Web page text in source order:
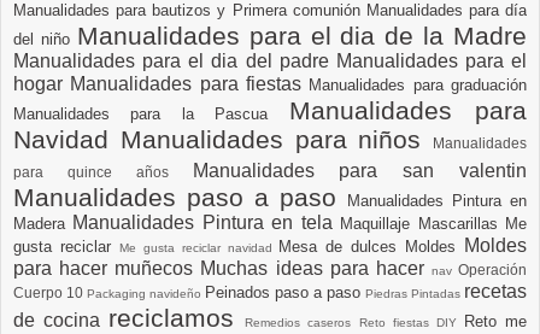
Manualidades para bautizos y Primera comunión Manualidades para día
del niño Manualidades para el dia de la Madre
Manualidades para el dia del padre Manualidades para el
hogar Manualidades para fiestas Manualidades para graduación
Manualidades para la Pascua Manualidades para
Navidad Manualidades para niños
Manualidades
para quince años
Manualidades para san valentin
Manualidades paso a paso
Manualidades Pintura en
Madera Manualidades Pintura en tela Maquillaje Mascarillas Me
gusta reciclar
Me gusta reciclar navidad Mesa de dulces Moldes
Moldes
para hacer muñecos Muchas ideas para hacer nav Operación
Cuerpo 10 Packaging navideño Peinados paso a paso Piedras Pintadas recetas
de cocina reciclamosRemedios caseros Reto fiestas DIY
Reto me